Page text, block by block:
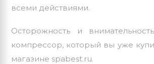
всеми действиями.
Осторожность и
компрессор, который вы уже
магазине spabest.ru.